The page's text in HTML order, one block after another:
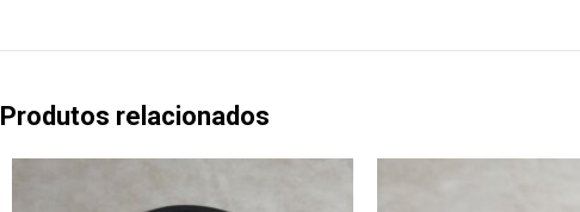
Produtos relacionados